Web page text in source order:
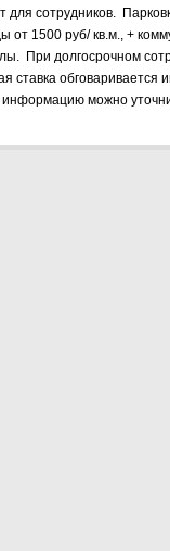
для сотрудников.
от 1500 руб/ кв.м., +
При долгосрочном
ставка обговаривается
можно